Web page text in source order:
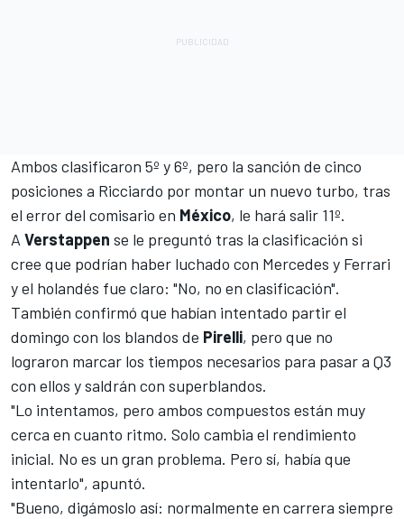
Ambos clasificaron 5º y 6º, pero la sanción de cinco
posiciones a Ricciardo por montar un nuevo turbo, tras
el error del comisario en México, le hará salir 11º.
A Verstappen se le preguntó tras la clasificación si
cree que podrían haber luchado con Mercedes y Ferrari
y el holandés fue claro: "No, no en clasificación".
También confirmó que habían intentado partir el
domingo con los blandos de Pirelli, pero que no
lograron marcar los tiempos necesarios para pasar a Q3
con ellos y saldrán con superblandos.
"Lo intentamos, pero ambos compuestos están muy
cerca en cuanto ritmo. Solo cambia el rendimiento
inicial. No es un gran problema. Pero sí, había que
intentarlo", apuntó.
"Bueno, digámoslo así: normalmente en carrera siempre